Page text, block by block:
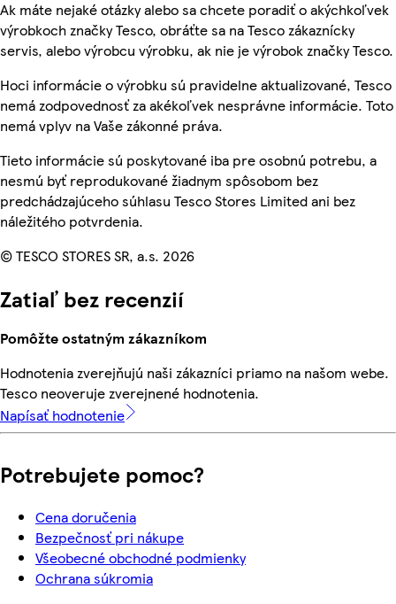
Ak máte nejaké otázky alebo sa chcete poradiť o akýchkoľvek
výrobkoch značky Tesco, obráťte sa na Tesco zákaznícky
servis, alebo výrobcu výrobku, ak nie je výrobok značky Tesco.
Hoci informácie o výrobku sú pravidelne aktualizované, Tesco
nemá zodpovednosť za akékoľvek nesprávne informácie. Toto
nemá vplyv na Vaše zákonné práva.
Tieto informácie sú poskytované iba pre osobnú potrebu, a
nesmú byť reprodukované žiadnym spôsobom bez
predchádzajúceho súhlasu Tesco Stores Limited ani bez
náležitého potvrdenia.
© TESCO STORES SR, a.s. 2026
Zatiaľ bez recenzií
Pomôžte ostatným zákazníkom
Hodnotenia zverejňujú naši zákazníci priamo na našom webe.
Tesco neoveruje zverejnené hodnotenia.
Napísať hodnotenie
Potrebujete pomoc?
Cena doručenia
Bezpečnosť pri nákupe
Všeobecné obchodné podmienky
Ochrana súkromia